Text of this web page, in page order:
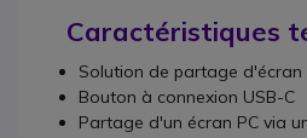
Caractéristiques
Solution de partage d'écran
Bouton à connexion USB-C
Partage d'un écran PC via